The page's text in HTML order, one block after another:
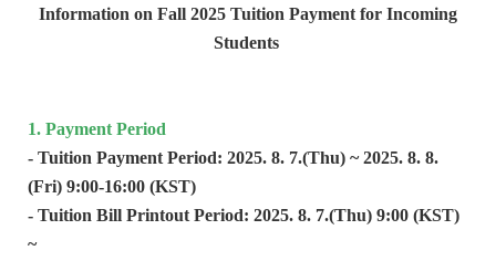
Information on Fall 2025 Tuition Payment for Incoming
Students
1. Payment Period
- Tuition Payment Period: 2025. 8. 7.(Thu) ~ 2025. 8. 8.
(Fri) 9:00-16:00 (KST)
- Tuition Bill Printout Period: 2025. 8. 7.(Thu) 9:00 (KST)
~